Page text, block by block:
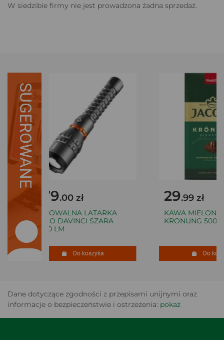
W siedzibie firmy nie jest prowadzona żadna sprzedaż.
SUGEROWANE
379.00 zł
ŁADOWALNA LATARKA
NEBO DAVINCI SZARA
8000 LM
Do koszyka
29.99 zł
KAWA MIELONA
KRONUNG 500 G
Do
Dane dotyczące zgodności z przepisami unijnymi oraz
informacje o bezpieczeństwie i ostrzeżenia: pokaż